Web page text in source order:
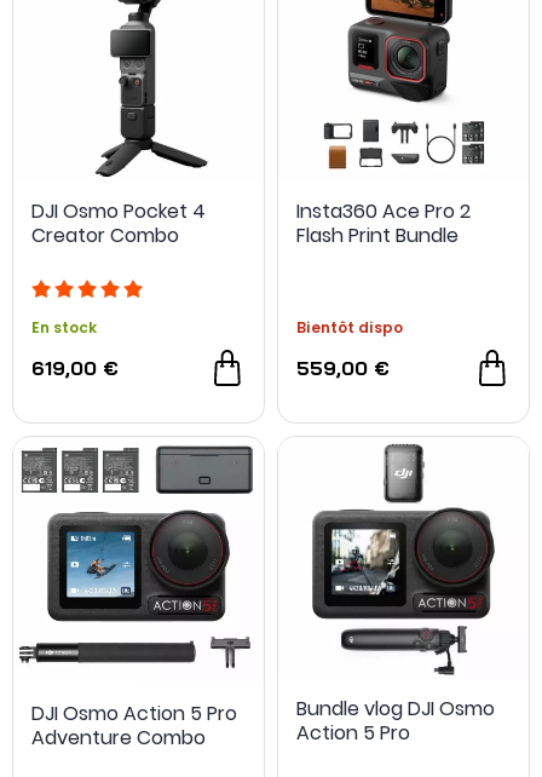
NOUVEAU
- 28 €
DJI Osmo Pocket 4
Creator Combo
En stock
619,00 €
Insta360 Ace Pro 2
Flash Print Bundle
Bientôt dispo
559,00 €
DJI Osmo Action 5 Pro
Adventure Combo
Bundle vlog DJI Osmo
Action 5 Pro